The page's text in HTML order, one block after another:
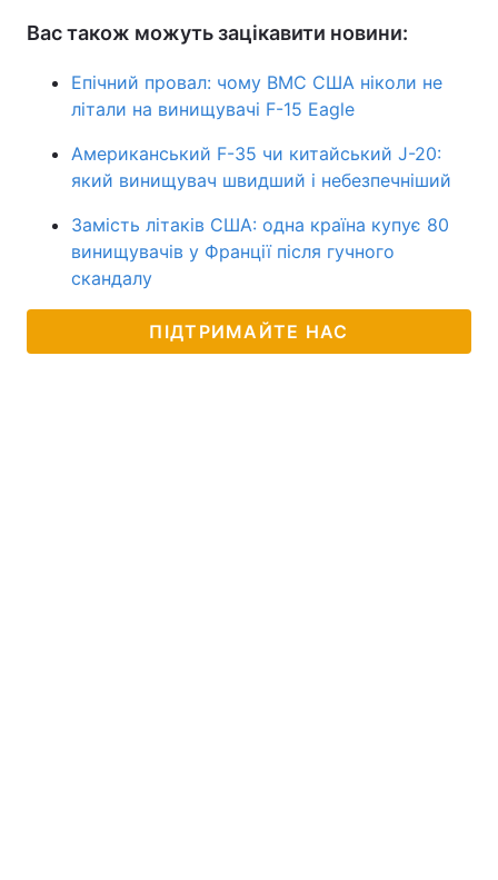
Вас також можуть зацікавити новини:
Епічний провал: чому ВМС США ніколи не
літали на винищувачі F-15 Eagle
Американський F-35 чи китайський J-20:
який винищувач швидший і небезпечніший
Замість літаків США: одна країна купує 80
винищувачів у Франції після гучного
скандалу
ПІДТРИМАЙТЕ НАС